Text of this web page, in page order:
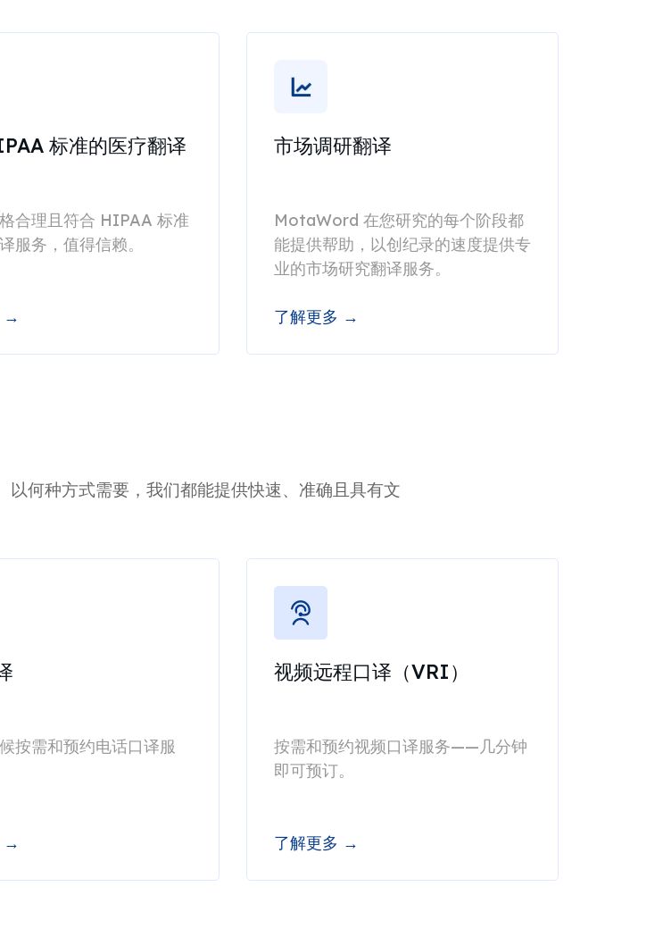
标准的医疗翻译
合理且符合 HIPAA 标准
服务，值得信赖。
→
市场调研翻译
MotaWord 在您研究的每个阶段都
能提供帮助，以创纪录的速度提供专
业的市场研究翻译服务。
了解更多 →
何种方式需要，我们都能提供快速、准确且具有文
按需和预约电话口译服
→
视频远程口译（VRI）
按需和预约视频口译服务——几分钟
即可预订。
了解更多 →